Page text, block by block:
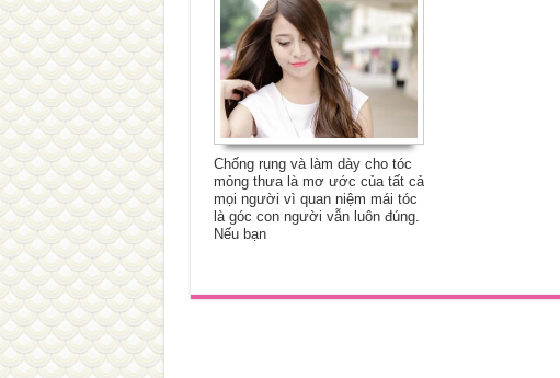
Chống rụng và làm dày cho tóc
mỏng thưa là mơ ước của tất cả
mọi người vì quan niệm mái tóc
là góc con người vẫn luôn đúng.
Nếu bạn